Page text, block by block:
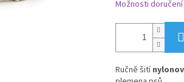
Možnosti doručení
Ručně šití